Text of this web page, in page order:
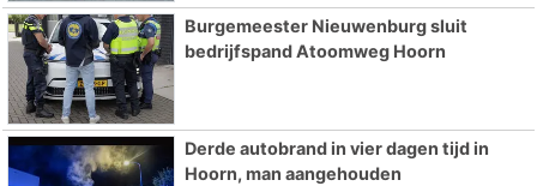
Burgemeester Nieuwenburg sluit
bedrijfspand Atoomweg Hoorn
Derde autobrand in vier dagen tijd in
Hoorn, man aangehouden